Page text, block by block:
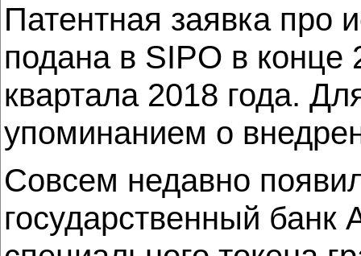
Патентная заявка про
подана в SIPO в конце
квартала 2018 года.
упоминанием о
Совсем недавно
государственный банк